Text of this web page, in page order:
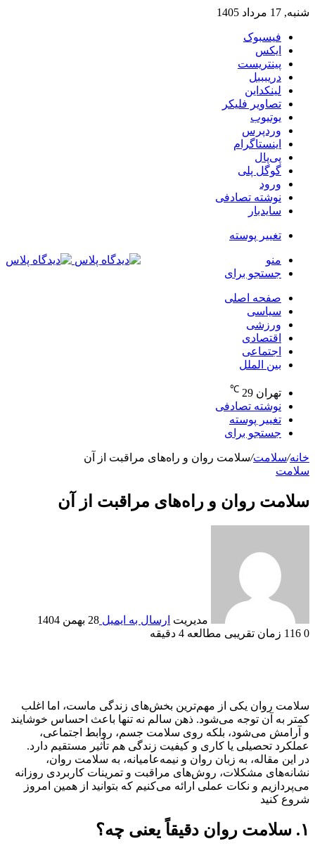
شنبه, 17 مرداد 1405
فیسبوک
ایکس
پینتریست
دریبببل
لینکداین
تصاویر فلیکر
یوتیوب
وردپرس
اینستاگرام
پی‌پال
گوگل پلی
ورود
نوشته تصادفی
سایدبار
تغییر پوسته
منو
جستجو برای
صفحه اصلی
سیاسی
ورزشی
اقتصادی
اجتماعی
بین الملل
تهران 29
℃
نوشته تصادفی
تغییر پوسته
جستجو برای
خانه/سلامت/سلامت روان و راه‌های مراقبت از آن
سلامت
سلامت روان و راه‌های مراقبت از آن
مدیریت ارسال به ایمیل 28 بهمن 1404
0
زمان تقریبی مطالعه 4 دقیقه
سلامت روان یکی از مهم‌ترین بخش‌های زندگی ماست، اما اغلب
کمتر به آن توجه می‌شود. ذهن سالم نه تنها باعث احساس خوشایند
و آرامش می‌شود، بلکه روی سلامت جسم، روابط اجتماعی،
عملکرد تحصیلی یا کاری و کیفیت زندگی هم تأثیر مستقیم دارد.
در این مقاله، به زبان روان و نیمه‌عامیانه، به سلامت روان،
نشانه‌های مشکلات، روش‌های مراقبت و تمرینات کاربردی روزانه
می‌پردازیم و نکات عملی ارائه می‌کنیم که بتوانید از همین امروز
شروع کنید
۱. سلامت روان دقیقاً یعنی چه؟